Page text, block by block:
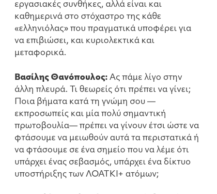
εργασιακές συνθήκες, αλλά είναι και
καθημερινά στο στόχαστρο της κάθε
«ελληνιόλας» που πραγματικά υποφέρει για
να επιβιώσει, και κυριολεκτικά και
μεταφορικά.
Βασίλης Θανόπουλος: Ας πάμε λίγο στην
άλλη πλευρά. Τι θεωρείς ότι πρέπει να γίνει;
Ποια βήματα κατά τη γνώμη σου —
εκπροσωπείς και μία πολύ σημαντική
πρωτοβουλία— πρέπει να γίνουν έτσι ώστε να
φτάσουμε να μειωθούν αυτά τα περιστατικά ή
να φτάσουμε σε ένα σημείο που να λέμε ότι
υπάρχει ένας σεβασμός, υπάρχει ένα δίκτυο
υποστήριξης των ΛΟΑΤΚΙ+ ατόμων;